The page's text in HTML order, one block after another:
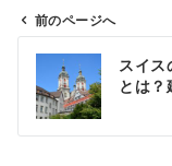
前のページへ
スイス
とは？